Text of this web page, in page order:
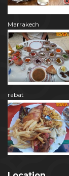
Marrakech
rabat